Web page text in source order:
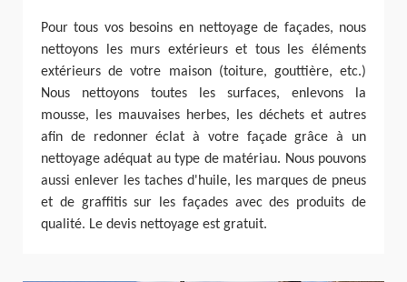
Pour tous vos besoins en nettoyage de façades, nous
nettoyons les murs extérieurs et tous les éléments
extérieurs de votre maison (toiture, gouttière, etc.)
Nous nettoyons toutes les surfaces, enlevons la
mousse, les mauvaises herbes, les déchets et autres
afin de redonner éclat à votre façade grâce à un
nettoyage adéquat au type de matériau. Nous pouvons
aussi enlever les taches d'huile, les marques de pneus
et de graffitis sur les façades avec des produits de
qualité. Le devis nettoyage est gratuit.